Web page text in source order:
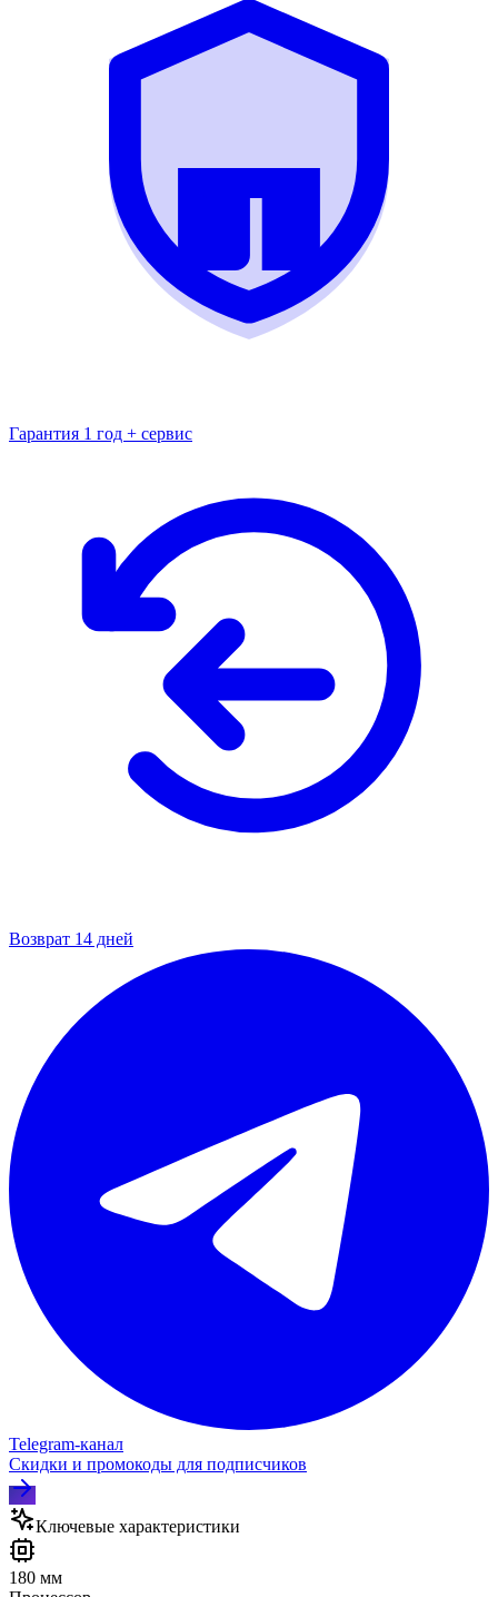
Гарантия 1 год + сервис
Возврат 14 дней
Telegram‑канал
Скидки и промокоды для подписчиков
Ключевые характеристики
180 мм